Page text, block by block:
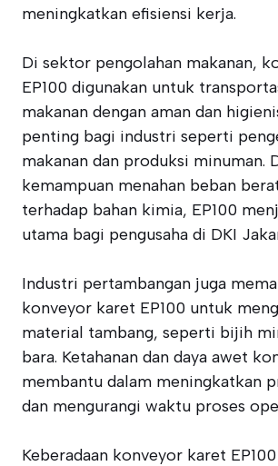
meningkatkan efisiensi kerja.
Di sektor pengolahan makanan,
EP100 digunakan untuk
makanan dengan aman dan
penting bagi industri seperti
makanan dan produksi minuman.
kemampuan menahan beban
terhadap bahan kimia, EP100
utama bagi pengusaha di DKI
Industri pertambangan juga
konveyor karet EP100 untuk
material tambang, seperti bijih
bara. Ketahanan dan daya awet
membantu dalam meningkatkan
dan mengurangi waktu proses
Keberadaan konveyor karet